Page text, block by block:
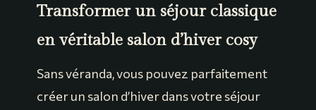
Transformer un séjour classique
en véritable salon d’hiver cosy
Sans véranda, vous pouvez parfaitement
créer un salon d’hiver dans votre séjour